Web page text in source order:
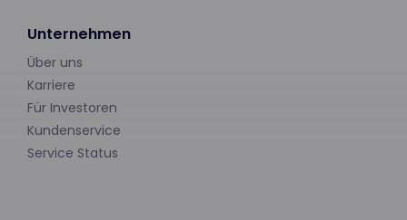
Unternehmen
Über uns
Karriere
Für Investoren
Kundenservice
Service Status